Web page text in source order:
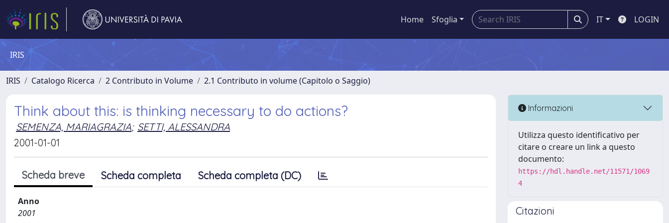
Home Sfoglia IT LOGIN
IRIS
IRIS Catalogo Ricerca 2 Contributo in Volume 2.1 Contributo in volume (Capitolo o Saggio)
Think about this: is thinking necessary to do actions?
SEMENZA, MARIAGRAZIA; SETTI, ALESSANDRA
2001-01-01
Scheda breve Scheda completa Scheda completa (DC)
Anno
2001
Informazioni
Utilizza questo identificativo per
citare o creare un link a questo
documento:
https://hdl.handle.net/11571/1069
4
Citazioni